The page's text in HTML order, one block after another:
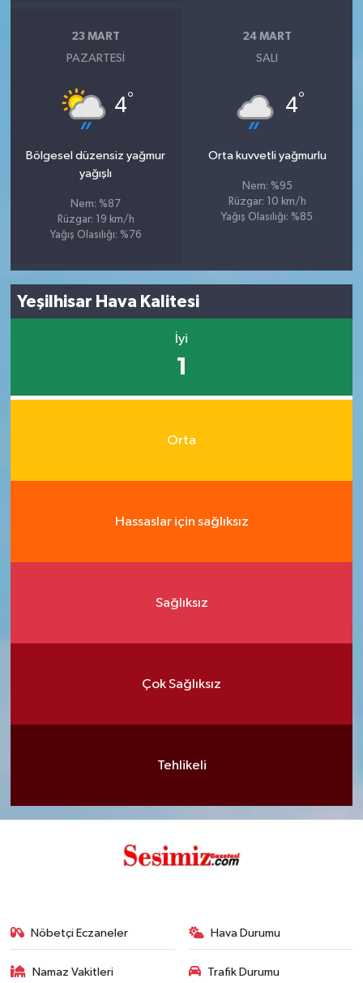
23 MART
PAZARTESI
4°
Bölgesel düzensiz yağmur
yağışlı
Nem: %87
Rüzgar: 19 km/h
Yağış Olasılığı: %76
24 MART
SALI
4°
Orta kuvvetli yağmurlu
Nem: %95
Rüzgar: 10 km/h
Yağış Olasılığı: %85
Yeşilhisar Hava Kalitesi
İyi
1
Orta
Hassaslar için sağlıksız
Sağlıksız
Çok Sağlıksız
Tehlikeli
Nöbetçi Eczaneler Hava Durumu
Namaz Vakitleri Trafik Durumu